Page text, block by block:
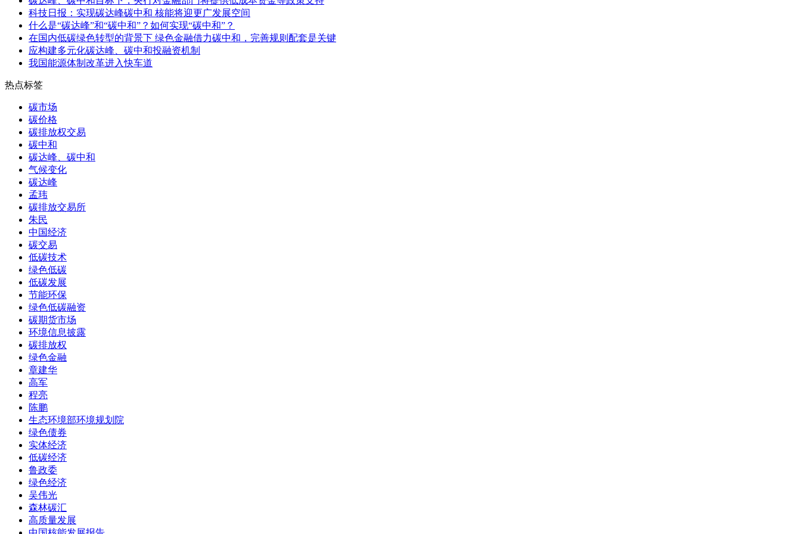
科技日报：实现碳达峰碳中和 核能将迎更广发展空间
什么是“碳达峰”和“碳中和”？如何实现“碳中和”？
在国内低碳绿色转型的背景下 绿色金融借力碳中和，完善规则配套是关键
应构建多元化碳达峰、碳中和投融资机制
我国能源体制改革进入快车道
热点标签
碳市场
碳价格
碳排放权交易
碳中和
碳达峰、碳中和
气候变化
碳达峰
孟玮
碳排放交易所
朱民
中国经济
碳交易
低碳技术
绿色低碳
低碳发展
节能环保
绿色低碳融资
碳期货市场
环境信息披露
碳排放权
绿色金融
章建华
高军
程亮
陈鹏
生态环境部环境规划院
绿色债券
实体经济
低碳经济
鲁政委
绿色经济
吴伟光
森林碳汇
高质量发展